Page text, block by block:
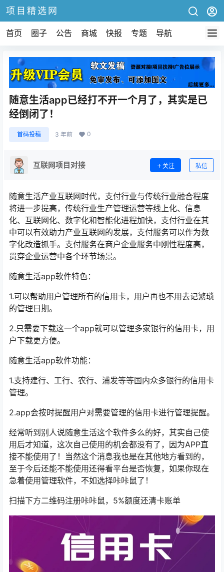
项目精选网
首页 圈子 公告 商城 快报 专题 导航
随意生活app已经打不开一个月了，其实是已
经倒闭了！
首码投稿 3 年前 0
互联网项目对接 关注 私信
随意生活产业互联网时代，支付行业与传统行业融合程度
将进一步提高，传统行业生产管理运营等线上化、信息
化、互联网化、数字化和智能化进程加快，支付行业在其
中可以有效助力产业互联网的发展，支付服务可以作为数
字化改造抓手。支付服务在商户企业服务中刚性程度高，
贯穿企业运营中各个环节场景。
随意生活app软件特色：
1.可以帮助用户管理所有的信用卡，用户再也不用去记繁琐
的管理日期。
2.只需要下载这一个app就可以管理多家银行的信用卡，用
户下载更方便。
随意生活app软件功能：
1.支持建行、工行、农行、浦发等等国内众多银行的信用卡
管理。
2.app会按时提醒用户对需要管理的信用卡进行管理提醒。
经常听到别人说随意生活这个软件多么的好，其实自己使
用后才知道，这次自己使用的机会都没有了，因为APP直
接不能使用了！当然这个消息我也是在其他地方看到的，
至于今后还能不能使用还得看平台是否恢复，如果你现在
急着使用管理软件，不如选择咔咔鼠了！
扫描下方二维码注册咔咔鼠，5%额度还清卡账单